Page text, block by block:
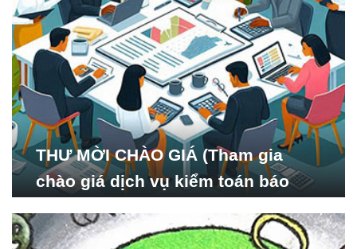
THƯ MỜI CHÀO GIÁ (Tham gia
chào giá dịch vụ kiểm toán báo
Nghiên cứu Phát triển Xã